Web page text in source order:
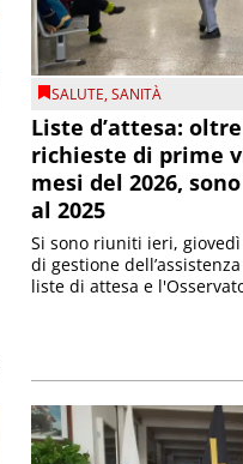
SALUTE,SANITÀ
Liste d’attesa:
richieste di prime
mesi del 2026,
al 2025
Si sono riuniti ieri,
di gestione
liste di attesa e